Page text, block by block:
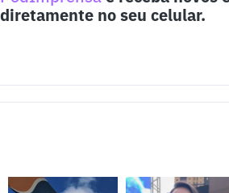
diretamente no seu celular.